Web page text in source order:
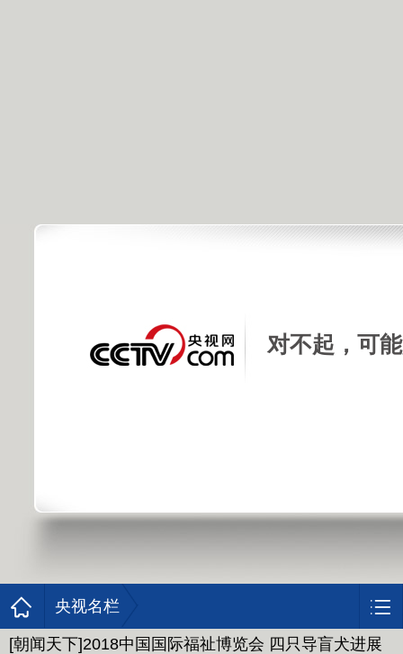
对不起，可
央视名栏
[朝闻天下]2018中国国际福祉博览会 四只导盲犬进展